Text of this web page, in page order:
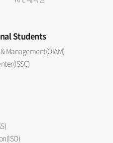
Students
Management(OIAM)